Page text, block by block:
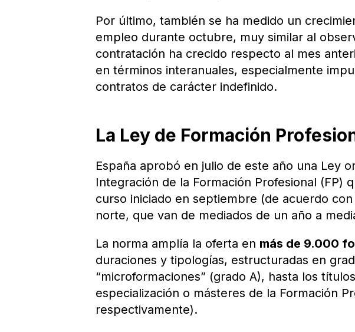
Por último, también se ha medido un
empleo durante octubre, muy similar al
contratación ha crecido respecto al mes
en términos interanuales, especialmente
contratos de carácter indefinido.
La Ley de Formación
España aprobó en julio de este año una Ley
Integración de la Formación Profesional (FP)
curso iniciado en septiembre (de acuerdo
norte, que van de mediados de un año a
La norma amplía la oferta en más de 9.000
duraciones y tipologías, estructuradas en
“microformaciones” (grado A), hasta los
especialización o másteres de la Formación
respectivamente).